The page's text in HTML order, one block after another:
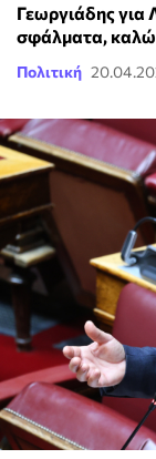
Γεωργιάδης για
σφάλματα,
Πολιτική